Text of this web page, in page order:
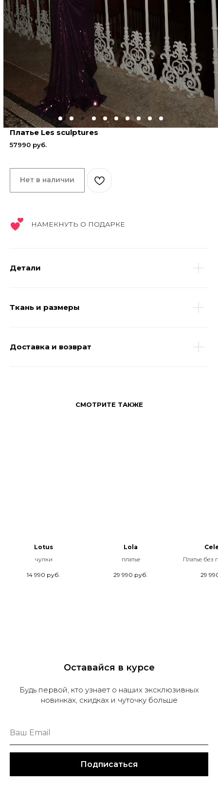
Платье Les sculptures
57990 руб.
Нет в наличии
НАМЕКНУТЬ О ПОДАРКЕ
Детали
Ткань и размеры
Доставка и возврат
СМОТРИТЕ ТАКЖЕ
Lotus
чулки
14 990 руб.
Lola
платье
29 990 руб.
Платье
29
Оставайся в курсе
Будь первой, кто узнает о наших эксклюзивных
новинках, скидках и чуточку больше
Подписаться